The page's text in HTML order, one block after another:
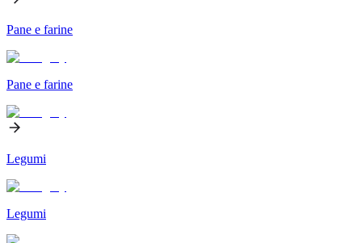
Pane e farine
Pane e farine
Legumi
Legumi